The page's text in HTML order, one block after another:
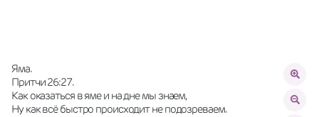
Яма.
Притчи 26:27.
Как оказаться в яме и на дне мы знаем,
Ну как всё быстро происходит не подозреваем.